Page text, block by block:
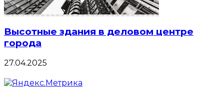
Высотные здания в деловом центре
города
27.04.2025